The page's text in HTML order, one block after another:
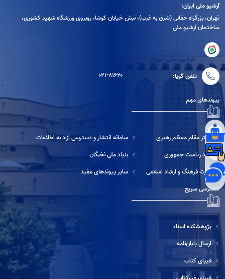
آرشیو ملی ایران:
تهران، بزرگراه حقانی (شرق به غرب)، نبش خیابان کوشا، روبروی ورزشگاه شهید کشوری،
ساختمان آرشیو ملی
تلفن گویا: ۰۲۱-۸۱۶۲۰
پیوندهای مهم
دفتر مقام معظم رهبری
نهاد ریاست جمهوری
وزارت فرهنگ و ارشاد اسلامی
سامانه انتشار و دسترسی آزاد به اطلاعات
بنیاد ملی نخبگان
سایر پیوندهای مفید
دسترسی سریع
پژوهشکده اسناد
ارسال پایان‌نامه
فیپای کتاب